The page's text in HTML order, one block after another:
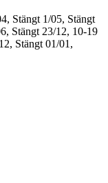
Stängt 1/05, Stängt
Stängt 23/12, 10-19
Stängt 01/01,